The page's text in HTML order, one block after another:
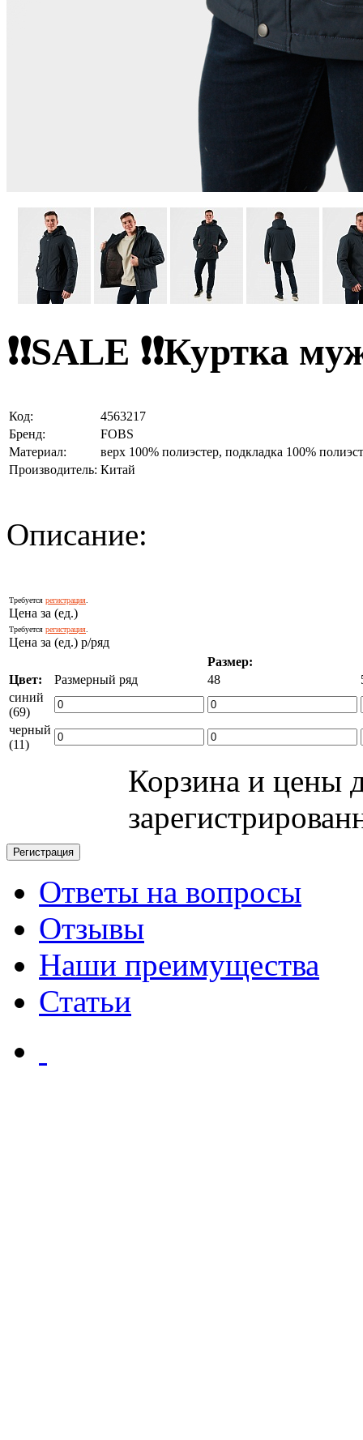
❗❗SALE ❗❗Куртка
Код:
4563217
Бренд:
FOBS
Материал:
верх 100% полиэстер, подкладка 100%
Производитель: Китай
Описание:
Требуется регистрация
Цена за (ед.)
Требуется регистрация
Цена за (ед.) р/ряд
Размер:
Цвет:
Размерный ряд 48
синий
(69)
черный
(11)
Корзина и цены
Ответы на вопросы
Отзывы
Наши преимущества
Статьи